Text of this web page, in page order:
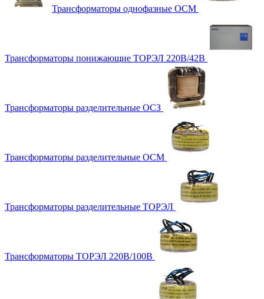
Трансформаторы однофазные ОСМ
Трансформаторы понижающие ТОРЭЛ 220В/42В
Трансформаторы разделительные ОСЗ
Трансформаторы разделительные ОСМ
Трансформаторы разделительные ТОРЭЛ
Трансформаторы ТОРЭЛ 220В/100В